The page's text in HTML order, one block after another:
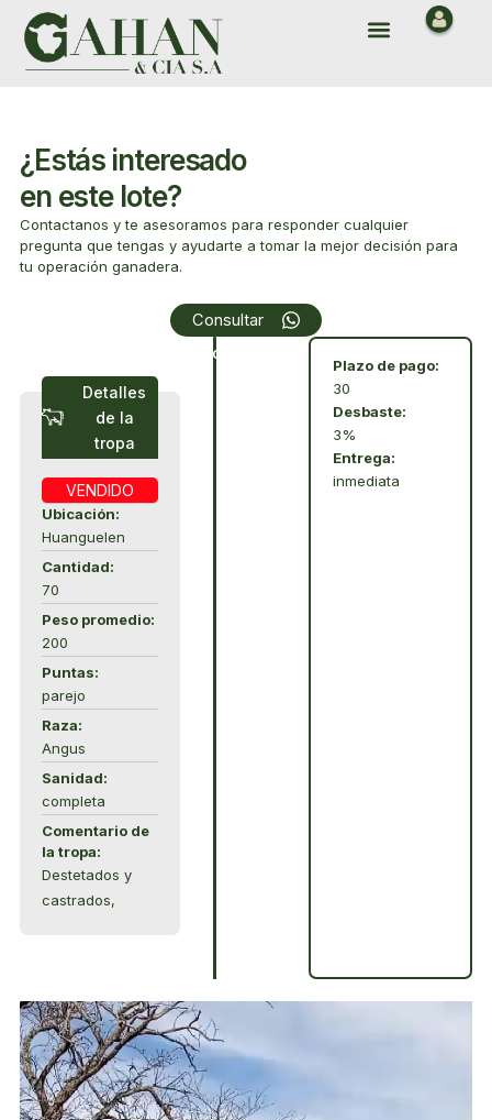
contenido
Menu
¿Estás interesado
en este lote?
Contactanos y te asesoramos para responder cualquier
pregunta que tengas y ayudarte a tomar la mejor decisión para
tu operación ganadera.
Consultar
Detalles
de la
tropa
VENDIDO
Ubicación:
Huanguelen
Cantidad:
70
Peso promedio:
200
Puntas:
parejo
Raza:
Angus
Sanidad:
completa
Comentario de
la tropa:
Destetados y
castrados,
Condiciones
Plazo de pago:
30
Desbaste:
3%
Entrega:
inmediata